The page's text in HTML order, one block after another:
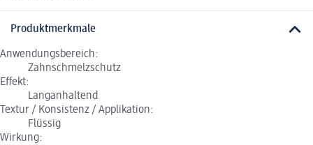
Produktmerkmale
Anwendungsbereich:
Zahnschmelzschutz
Effekt:
Langanhaltend
Textur / Konsistenz / Applikation:
Flüssig
Wirkung: